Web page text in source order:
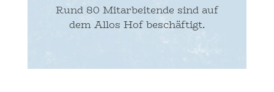
Rund 80 Mitarbeitende sind auf
dem Allos Hof beschäftigt.